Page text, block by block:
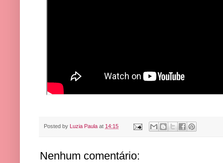
Posted by Luzia Paula at 14:15
Nenhum comentário: